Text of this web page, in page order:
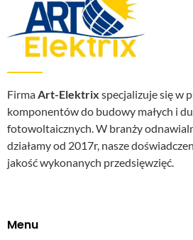
FirmaArt-Elektrix specjalizuje się w
komponentów do budowy małych i
fotowoltaicznych. W branży
działamy od 2017r, nasze
jakość wykonanych przedsięwzięć.
Menu